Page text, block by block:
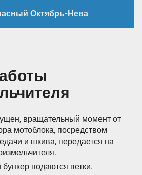
Октябрь-Нева
вращательный момент от
мотоблока, посредством
и шкива, передается на
бункер подаются ветки.